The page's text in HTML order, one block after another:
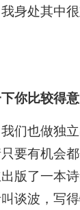
身处其中
你比较得
们也做独
要有机会
版了一本
谈波，写